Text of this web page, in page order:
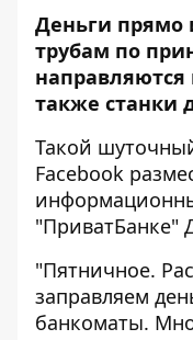
Деньги прямо
трубам по
также станки
Такой
Facebook
"ПриватБанке"
"Пятничное.
заправляем
банкоматы.